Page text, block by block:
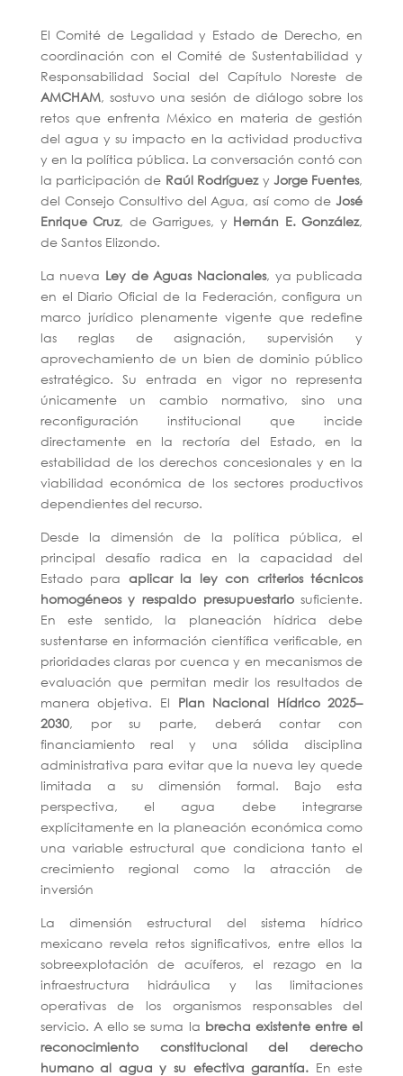
El Comité de Legalidad y Estado de Derecho, en
coordinación con el Comité de Sustentabilidad y
Responsabilidad Social del Capítulo Noreste de
AMCHAM, sostuvo una sesión de diálogo sobre los
retos que enfrenta México en materia de gestión
del agua y su impacto en la actividad productiva
y en la política pública. La conversación contó con
la participación de Raúl Rodríguezy Jorge Fuentes,
del Consejo Consultivo del Agua, así como deJosé
Enrique Cruz, de Garrigues, y Hernán E. González,
de Santos Elizondo.
La nueva Ley de Aguas Nacionales, ya publicada
en el Diario Oficial de la Federación, configura un
marco jurídico plenamente vigente que redefine
las reglas de asignación, supervisión y
aprovechamiento de un bien de dominio público
estratégico. Su entrada en vigor no representa
únicamente un cambio normativo, sino una
reconfiguración institucional que incide
directamente en la rectoría del Estado, en la
estabilidad de los derechos concesionales y en la
viabilidad económica de los sectores productivos
dependientes del recurso.
Desde la dimensión de la política pública, el
principal desafío radica en la capacidad del
Estado para aplicar la ley con criterios técnicos
homogéneos y respaldo presupuestariosuficiente.
En este sentido, la planeación hídrica debe
sustentarse en información científica verificable, en
prioridades claras por cuenca y en mecanismos de
evaluación que permitan medir los resultados de
manera objetiva. El Plan Nacional Hídrico 2025–
2030, por su parte, deberá contar con
financiamiento real y una sólida disciplina
administrativa para evitar que la nueva ley quede
limitada a su dimensión formal. Bajo esta
perspectiva, el agua debe integrarse
explícitamente en la planeación económica como
una variable estructural que condiciona tanto el
crecimiento regional como la atracción de
inversión
La dimensión estructural del sistema hídrico
mexicano revela retos significativos, entre ellos la
sobreexplotación de acuíferos, el rezago en la
infraestructura hidráulica y las limitaciones
operativas de los organismos responsables del
servicio. A ello se suma la brecha existente entre el
reconocimiento constitucional del derecho
humano al agua y su efectiva garantía. En este